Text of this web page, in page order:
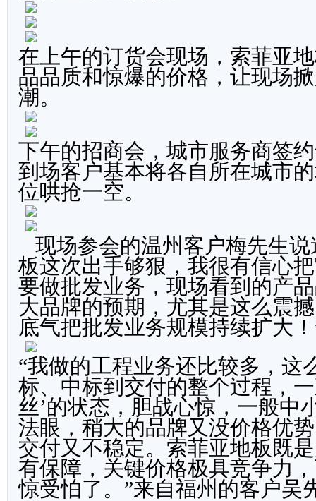
在上午的订货会现场，索菲亚
品品质和惊爆的价格，让现场
潮。
下午的招商会，城市服务商签
到场客户基本将各自所在城市
位哄抢一空。
现场参会的温州客户梅先生说
板这次出手够狠，我很有信心
要做批发业务，现场看到的产
大品牌的预期，尤其是这么震
底气把批发业务规模持续扩大！
“我做的工程业务还比较多，这
标、中标到交付的整个过程，
丝’的状态，胆战心惊，一般中
法眼，稍大的品牌又没价格优
交付又不稳定。索菲亚地板既
有保障，关键价格极具竞争力
惊受怕了。 ”来自福州的客户吴